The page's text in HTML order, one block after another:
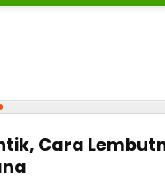
Cara